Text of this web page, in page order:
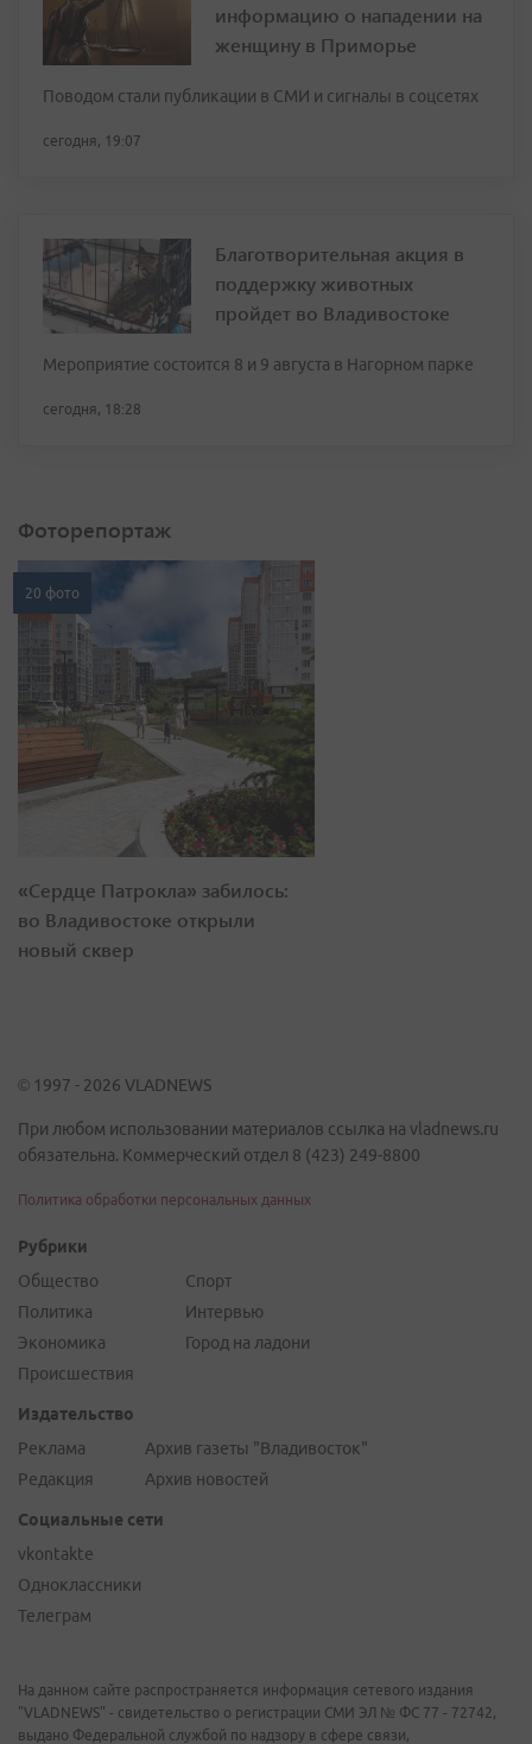
информацию о нападении на
женщину в Приморье
Поводом стали публикации в СМИ и сигналы в соцсетях
сегодня, 19:07
Благотворительная акция в
поддержку животных
пройдет во Владивостоке
Мероприятие состоится 8 и 9 августа в Нагорном парке
сегодня, 18:28
Фоторепортаж
20 фото
«Сердце Патрокла» забилось:
во Владивостоке открыли
новый сквер
© 1997 - 2026 VLADNEWS
При любом использовании материалов ссылка на vladnews.ru
обязательна. Коммерческий отдел 8 (423) 249-8800
Политика обработки персональных данных
Рубрики
Общество
Политика
Экономика
Происшествия
Спорт
Интервью
Город на ладони
Издательство
Реклама
Редакция
Архив газеты "Владивосток"
Архив новостей
Социальные сети
vkontakte
Одноклассники
Телеграм
На данном сайте распространяется информация сетевого издания
"VLADNEWS" - свидетельство о регистрации СМИ ЭЛ № ФС 77 - 72742,
выдано Федеральной службой по надзору в сфере связи,